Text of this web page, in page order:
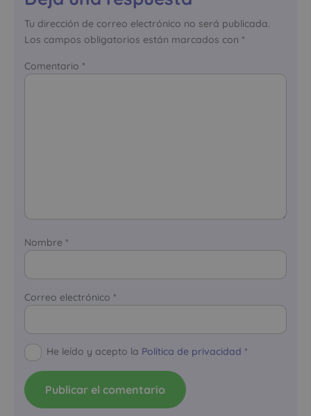
Tu dirección de correo electrónico no será publicada.
Los campos obligatorios están marcados con *
Comentario *
Nombre *
Correo electrónico *
He leído y acepto la Política de privacidad *